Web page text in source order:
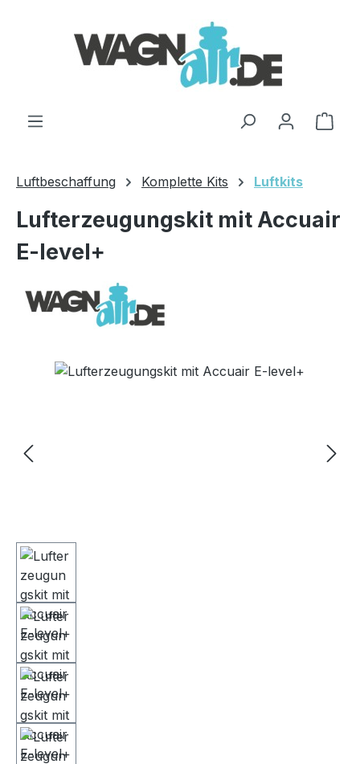
Luftbeschaffung Komplette Kits Luftkits
Lufterzeugungskit mit Accuair
E-level+
Bildergalerie überspringen